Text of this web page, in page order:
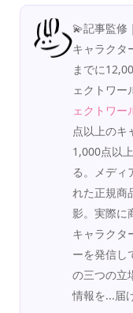
💫記事監修
キャラクタ
までに
ェクトワー
ェクトワー
点以上のキ
1,000点以
る。メディ
れた正規商
影。実際に
キャラクタ
ーを発信し
の三つの立
情報を...届